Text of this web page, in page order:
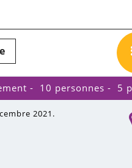
10 personnes 5
2021.